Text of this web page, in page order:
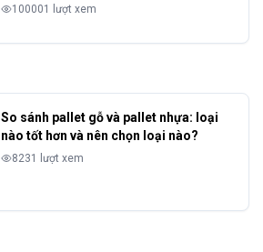
100001 lượt xem
So sánh pallet gỗ và pallet nhựa: loại
nào tốt hơn và nên chọn loại nào?
8231 lượt xem